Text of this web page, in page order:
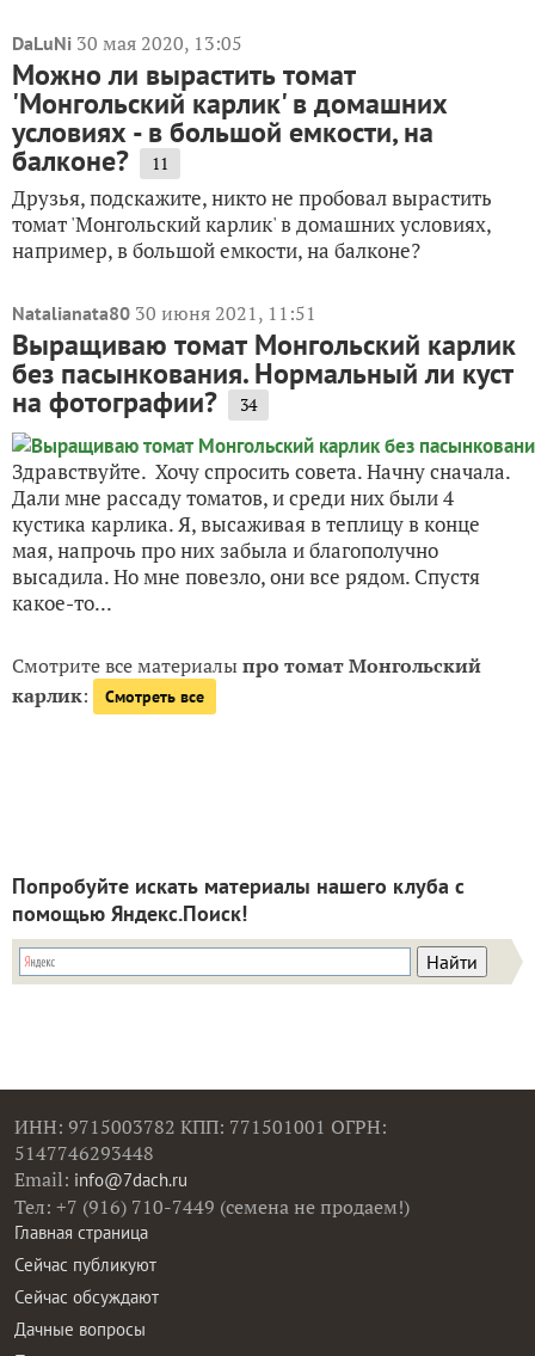
DaLuNi 30 мая 2020, 13:05
Можно ли вырастить томат
'Монгольский карлик' в домашних
условиях - в большой емкости, на
балконе? 11
Друзья, подскажите, никто не пробовал вырастить
томат 'Монгольский карлик' в домашних условиях,
например, в большой емкости, на балконе?
Natalianata80 30 июня 2021, 11:51
Выращиваю томат Монгольский карлик
без пасынкования. Нормальный ли куст
на фотографии? 34
Здравствуйте. Хочу спросить совета. Начну сначала.
Дали мне рассаду томатов, и среди них были 4
кустика карлика. Я, высаживая в теплицу в конце
мая, напрочь про них забыла и благополучно
высадила. Но мне повезло, они все рядом. Спустя
какое-то...
Смотрите все материалыпро томат Монгольский
карлик: Смотреть все
Попробуйте искать материалы нашего клуба с
помощью Яндекс.Поиск!
ИНН: 9715003782 КПП: 771501001 ОГРН:
5147746293448
Email: info@7dach.ru
Тел: +7 (916) 710-7449 (семена не продаем!)
Главная страница
Сейчас публикуют
Сейчас обсуждают
Дачные вопросы